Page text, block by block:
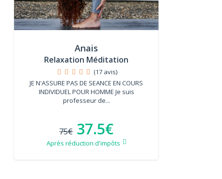
Anais
Relaxation Méditation
(17 avis)
JE N'ASSURE PAS DE SEANCE EN COURS
INDIVIDUEL POUR HOMME Je suis
professeur de...
75€ 37.5€
Après réduction d'impôts